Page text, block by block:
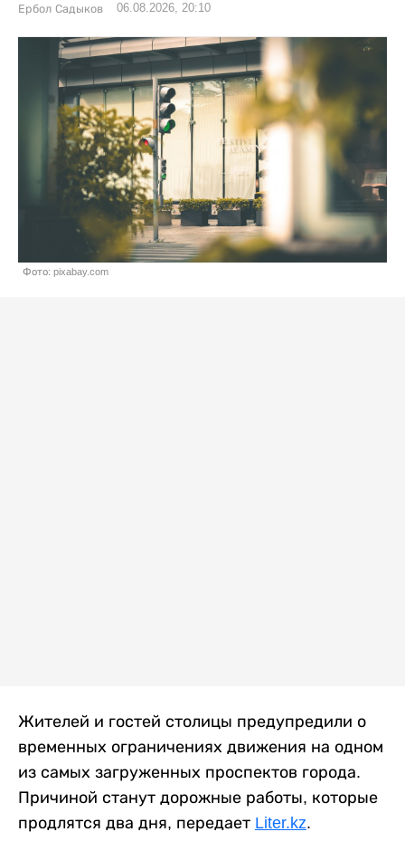
Ербол Садыков 06.08.2026, 20:10
Фото: pixabay.com
Жителей и гостей столицы предупредили о
временных ограничениях движения на одном
из самых загруженных проспектов города.
Причиной станут дорожные работы, которые
продлятся два дня, передает Liter.kz.